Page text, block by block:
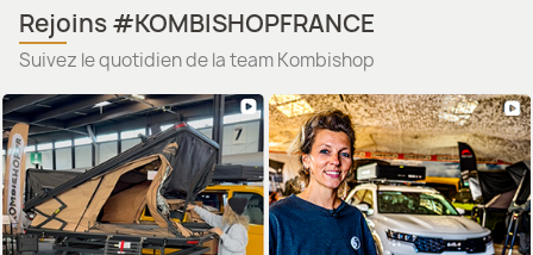
Rejoins #KOMBISHOPFRANCE
Suivez le quotidien de la team Kombishop